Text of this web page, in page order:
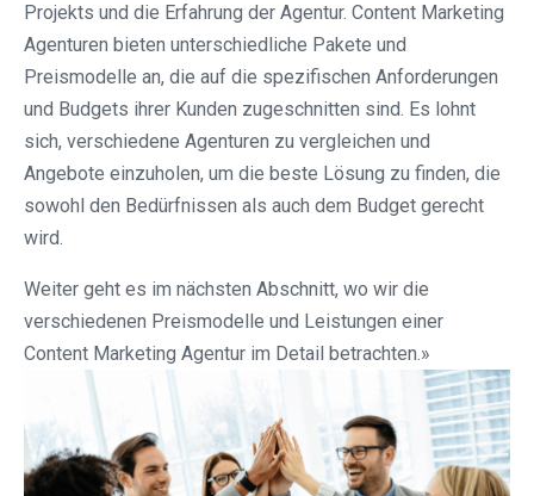
Projekts und die Erfahrung der Agentur. Content Marketing
Agenturen bieten unterschiedliche Pakete und
Preismodelle an, die auf die spezifischen Anforderungen
und Budgets ihrer Kunden zugeschnitten sind. Es lohnt
sich, verschiedene Agenturen zu vergleichen und
Angebote einzuholen, um die beste Lösung zu finden, die
sowohl den Bedürfnissen als auch dem Budget gerecht
wird.
Weiter geht es im nächsten Abschnitt, wo wir die
verschiedenen Preismodelle und Leistungen einer
Content Marketing Agentur im Detail betrachten.»